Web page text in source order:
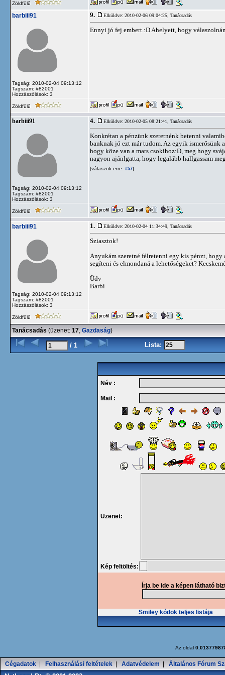
Zöldfülű
barbiii91
Tagság: 2010-02-04 09:13:12
Tagszám: #82001
Hozzászólások: 3
9. Elküldve: 2010-02-06 09:04:25, Tanácsadás
Ennyi jó fej embert.:D Ahelyett, hogy
Zöldfülű
barbiii91
Tagság: 2010-02-04 09:13:12
Tagszám: #82001
Hozzászólások: 3
4. Elküldve: 2010-02-05 08:21:41, Tanácsadás
Konkrétan a pénzünk szeretnénk betenni
banknak jó ezt már tudom. Az egyik ismerősünk
hogy köze van a mars csokihoz:D, meg hogy
nagyon ajánlgatta, hogy legalább hallgassam
[válaszok erre: #57]
Zöldfülű
barbiii91
Tagság: 2010-02-04 09:13:12
Tagszám: #82001
Hozzászólások: 3
1. Elküldve: 2010-02-04 11:34:49, Tanácsadás
Sziasztok!
Anyukám szeretné félretenni egy kis pénzt,
segíteni és elmondaná a lehetőségeket?
Üdv
Barbi
Zöldfülű
Tanácsadás (üzenet: 17, Gazdaság)
/ 1 Lista:
Név :
Mail :
Üzenet:
Kép feltöltés:
Írja be ide a képen látható
Smiley kódok teljes listája
Az oldal
Cégadatok Felhasználási feltételek Adatvédelem Általános Fórum